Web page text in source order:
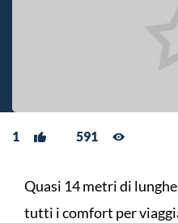
1 591
Quasi 14 metri di
tutti i comfort per